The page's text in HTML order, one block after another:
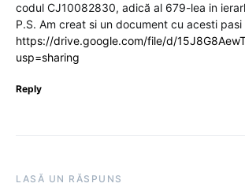
codul CJ10082830, adică al 679-lea in
P.S. Am creat si un document cu acesti pasi
https://drive.google.com/file/d/
usp=sharing
Reply
LASĂ UN RĂSPUNS